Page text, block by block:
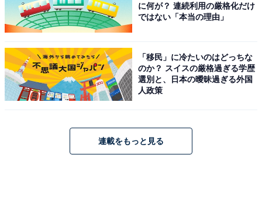
に何が？ 連続利用の厳格化だけ
ではない「本当の理由」
「移民」に冷たいのはどっちな
のか？ スイスの厳格過ぎる学歴
選別と、日本の曖昧過ぎる外国
人政策
連載をもっと見る